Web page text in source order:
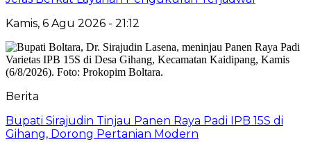
Kamis, 6 Agu 2026 - 21:12
Berita
Bupati Sirajudin Tinjau Panen Raya Padi IPB 15S di
Gihang, Dorong Pertanian Modern